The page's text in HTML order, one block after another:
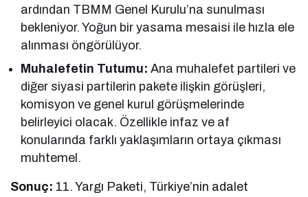
ardından TBMM Genel Kurulu’na sunulması
bekleniyor. Yoğun bir yasama mesaisi ile hızla ele
alınması öngörülüyor.
Muhalefetin Tutumu: Ana muhalefet partileri ve
diğer siyasi partilerin pakete ilişkin görüşleri,
komisyon ve genel kurul görüşmelerinde
belirleyici olacak. Özellikle infaz ve af
konularında farklı yaklaşımların ortaya çıkması
muhtemel.
Sonuç: 11. Yargı Paketi, Türkiye’nin adalet